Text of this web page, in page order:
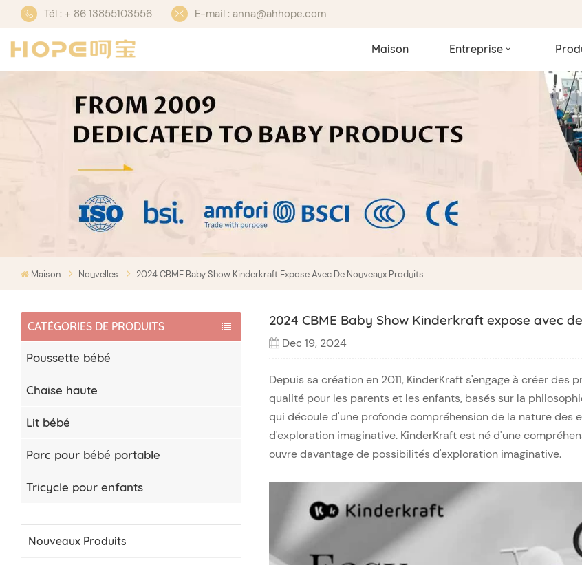
Tél : + 86 13855103556 E-mail : anna@ahhope.com
Maison Entreprise
Maison Nouvelles 2024 CBME Baby Show Kinderkraft Expose Avec De Nouveaux Produits
CATÉGORIES DE PRODUITS
Poussette bébé
Chaise haute
Lit bébé
Parc pour bébé portable
Tricycle pour enfants
Nouveaux Produits
2024 CBME Baby Show Kinderkraft expose avec
Dec 19, 2024
Depuis sa création en 2011, KinderKraft s'engage à créer
qualité pour les parents et les enfants, basés sur la
qui découle d'une profonde compréhension de la nature des
d'exploration imaginative. KinderKraft est né d'une
ouvre davantage de possibilités d'exploration imaginative.